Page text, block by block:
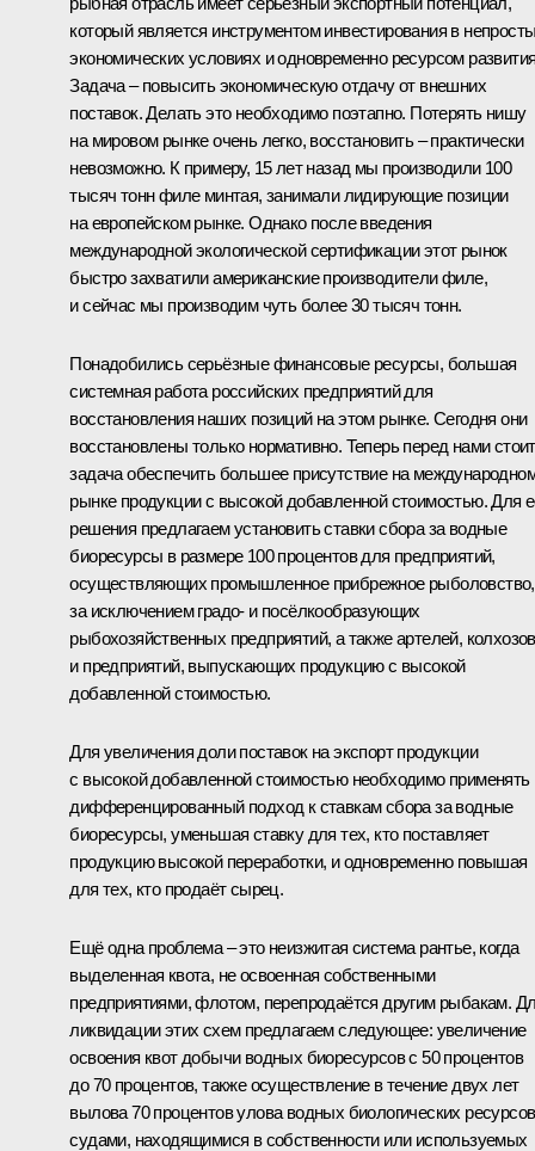
который является инструментом инвестирования в
экономических условиях и одновременно ресурсом
Задача – повысить экономическую отдачу от внешних
поставок. Делать это необходимо поэтапно. Потерять нишу
на мировом рынке очень легко, восстановить – практически
невозможно. К примеру, 15 лет назад мы производили 100
тысяч тонн филе минтая, занимали лидирующие позиции
на европейском рынке. Однако после введения
международной экологической сертификации этот рынок
быстро захватили американские производители филе,
и сейчас мы производим чуть более 30 тысяч тонн.
Понадобились серьёзные финансовые ресурсы, большая
системная работа российских предприятий для
восстановления наших позиций на этом рынке. Сегодня они
восстановлены только нормативно. Теперь перед нами стоит
задача обеспечить большее присутствие на
рынке продукции с высокой добавленной стоимостью. Для
решения предлагаем установить ставки сбора за водные
биоресурсы в размере 100 процентов для предприятий,
осуществляющих промышленное прибрежное рыболовство,
за исключением градо- и посёлкообразующих
рыбохозяйственных предприятий, а также артелей, колхозов
и предприятий, выпускающих продукцию с высокой
добавленной стоимостью.
Для увеличения доли поставок на экспорт продукции
с высокой добавленной стоимостью необходимо применять
дифференцированный подход к ставкам сбора за водные
биоресурсы, уменьшая ставку для тех, кто поставляет
продукцию высокой переработки, и одновременно повышая
для тех, кто продаёт сырец.
Ещё одна проблема – это неизжитая система рантье, когда
выделенная квота, не освоенная собственными
предприятиями, флотом, перепродаётся другим рыбакам.
ликвидации этих схем предлагаем следующее: увеличение
освоения квот добычи водных биоресурсов с 50 процентов
до 70 процентов, также осуществление в течение двух лет
вылова 70 процентов улова водных биологических ресурсов
судами, находящимися в собственности или используемых